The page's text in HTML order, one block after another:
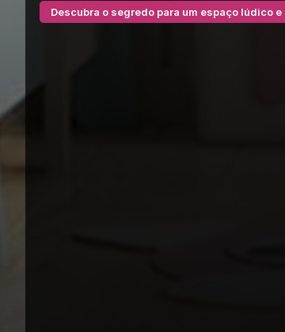
Descubra o segredo para um espaço lúdico